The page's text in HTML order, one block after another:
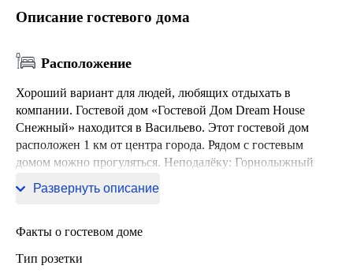
Описание гостевого дома
Расположение
Хороший вариант для людей, любящих отдыхать в
компании. Гостевой дом «Гостевой Дом Dream House
Снежный» находится в Васильево. Этот гостевой дом
расположен 1 км от центра города. Рядом с гостевым
домом можно прогуляться. Неподалёку: Горнолыжный
Развернуть описание
Факты о гостевом доме
Тип розетки